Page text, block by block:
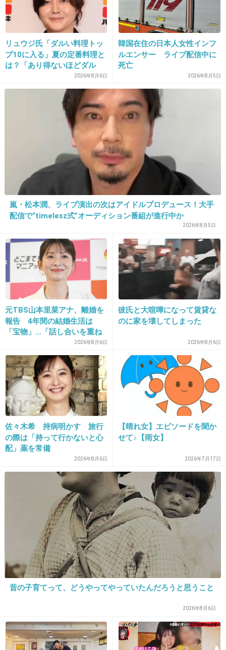
>>13
若い頃は肉肉しかったけど今は普通体型
+20 -0
2019/01/13(日) 15:19:50
加護亜依に似てるよね！
+326 -48
2019/01/13(日) 15:20:02
うちの義兄(独身41歳)がこの人の事大好きで結婚したいと
か言ってるわ〜
-29
18. 匿名2019/01/13(日) 15:20:52
誰か知らんけどお肌が綺麗なの羨ましいー
+79
19. 匿名2019/01/13(日) 15:20:55
私知らないんだけど、テレビによく出てますか？
2019/01/13(日) 15:21:32
おしりと 太ももがかわいい
でもインスタの更新あんまりないからかなしい
+10
21. 匿名 2019/01/13(日) 15:23:00
+50 -31
リュウジ氏「ダルい料理トッ
プ10に入る」夏の定番料理と
は？「あり得ないほどダル
2026年8月6日
韓国在住の日本人女性インフ
ルエンサー ライブ配信中に
死亡
2026年8月5日
嵐・松本潤、ライブ演出の次はアイドルプロデュース！大手
配信で“timelesz式”オーディション番組が進行中か
2026年8月5日
元TBS山本里菜アナ、離婚を
報告 4年間の結婚生活は
「宝物」…「話し合いを重ね
2026年8月6日
彼氏と大喧嘩になって賃貸な
のに家を壊してしまった
2026年8月6日
佐々木希 持病明かす 旅行
の際は「持って行かないと心
配」薬を常備
2026年8月6日
【晴れ女】エピソードを聞か
せて♪【雨女】
2026年7月17日
昔の子育てって、どうやってやっていたんだろうと思うこと
2026年8月6日